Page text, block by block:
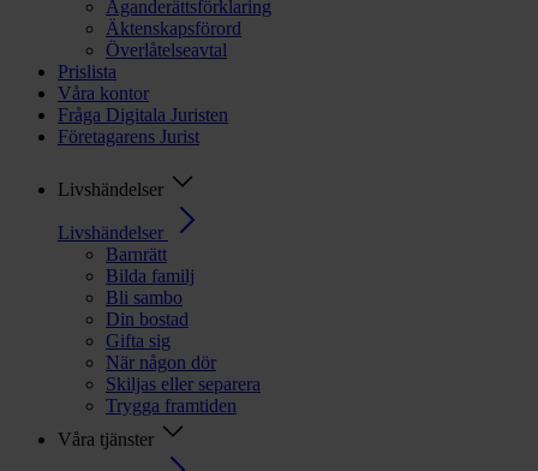
Äganderättsförklaring
Äktenskapsförord
Överlåtelseavtal
Prislista
Våra kontor
Fråga Digitala Juristen
Företagarens Jurist
Livshändelser
Livshändelser
Barnrätt
Bilda familj
Bli sambo
Din bostad
Gifta sig
När någon dör
Skiljas eller separera
Trygga framtiden
Våra tjänster